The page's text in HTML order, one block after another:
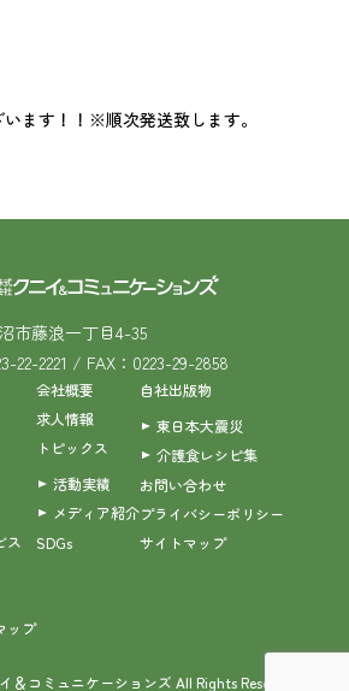
ます！！※順次発送致します。
市藤浪一丁目4-35
22-2221 / FAX：0223-29-2858
ス
ップ
会社概要
求人情報
トピックス
活動実績
メディア紹介
SDGs
自社出版物
東日本大震災
介護食レシピ集
お問い合わせ
プライバシーポリシー
サイトマップ
＆コミュニケーションズ All Rights Reserved.